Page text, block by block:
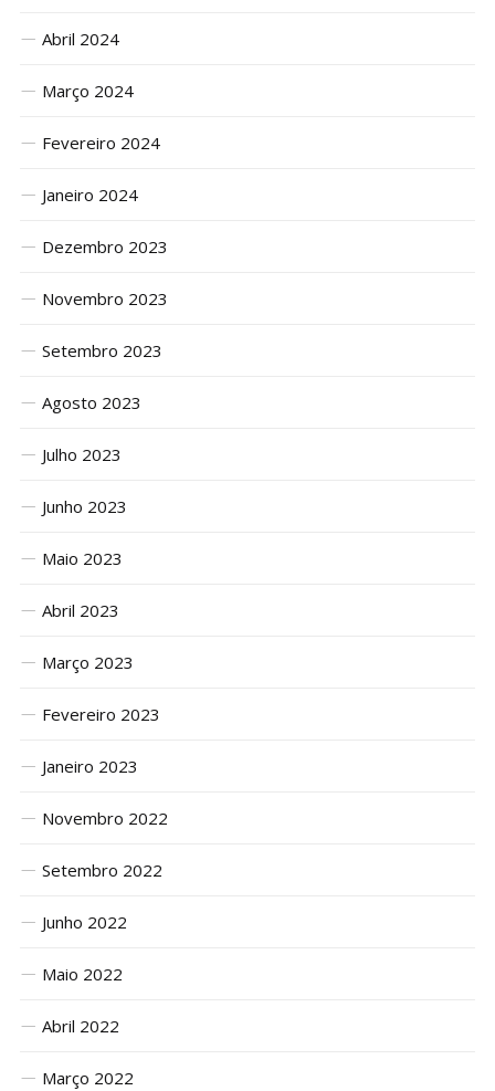
Abril 2024
Março 2024
Fevereiro 2024
Janeiro 2024
Dezembro 2023
Novembro 2023
Setembro 2023
Agosto 2023
Julho 2023
Junho 2023
Maio 2023
Abril 2023
Março 2023
Fevereiro 2023
Janeiro 2023
Novembro 2022
Setembro 2022
Junho 2022
Maio 2022
Abril 2022
Março 2022